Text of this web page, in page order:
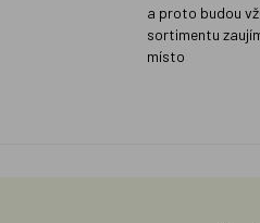
a proto budou
sortimentu
místo